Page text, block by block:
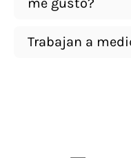
Trabajan a